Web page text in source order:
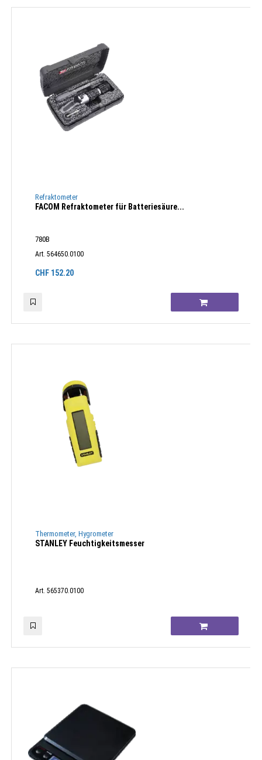
Refraktometer
FACOM Refraktometer für Batteriesäure...
780B
Art. 564650.0100
CHF 152.20
Thermometer, Hygrometer
STANLEY Feuchtigkeitsmesser
Art. 565370.0100